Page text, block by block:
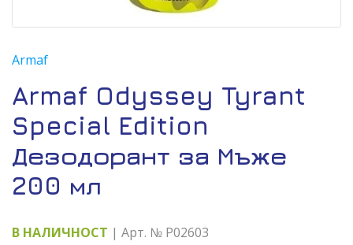
Armaf
Armaf Odyssey Tyrant
Special Edition
Дезодорант за Мъже
200 мл
В НАЛИЧНОСТ | Арт. № P02603